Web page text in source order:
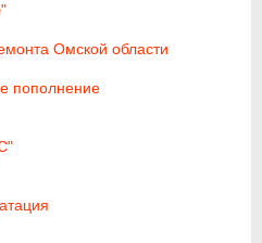
Омской области
пополнение